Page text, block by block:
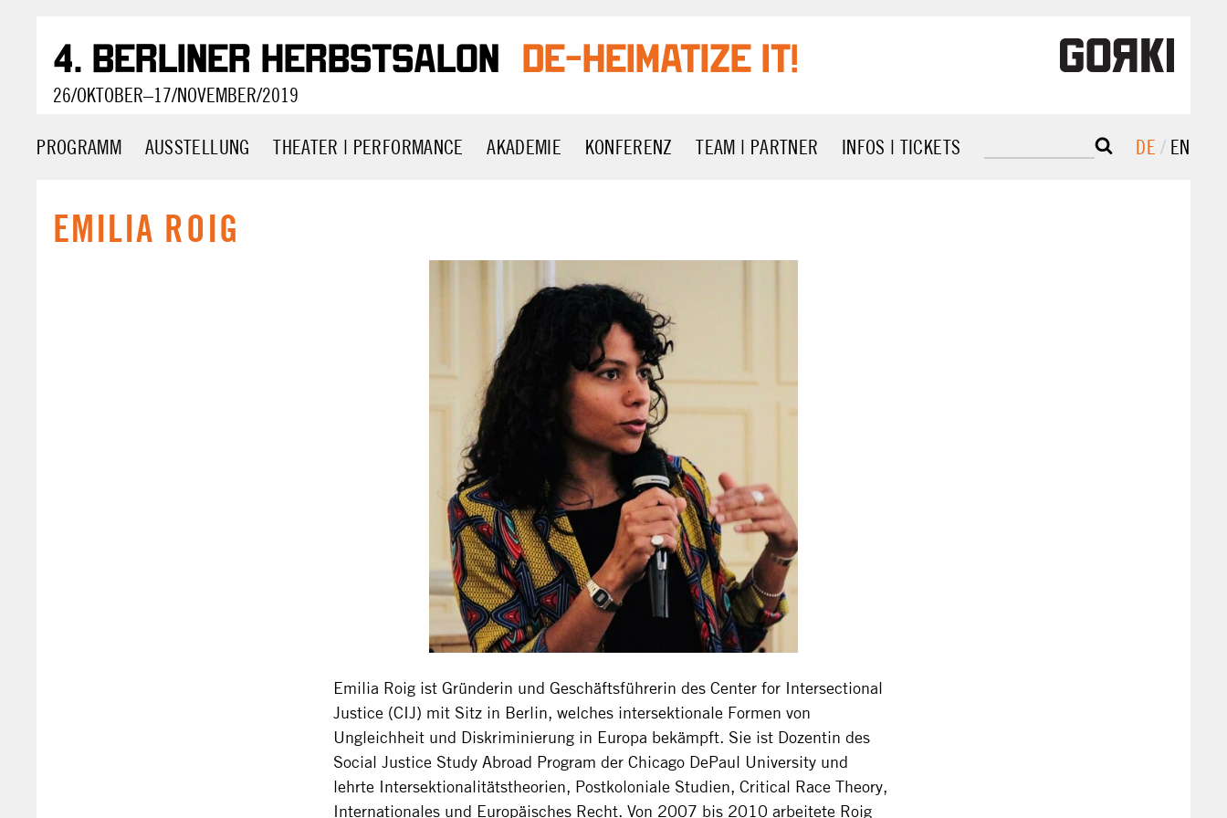
4. Berliner Herbstsalon DE-HEIMATIZE IT!
26/OKTOBER–17/NOVEMBER/2019
PROGRAMM AUSSTELLUNG THEATER | PERFORMANCE AKADEMIE KONFERENZ TEAM | PARTNER INFOS | TICKETS DE EN
EMILIA ROIG
Emilia Roig ist Gründerin und Geschäftsführerin des Center for Intersectional
Justice (CIJ) mit Sitz in Berlin, welches intersektionale Formen von
Ungleichheit und Diskriminierung in Europa bekämpft. Sie ist Dozentin des
Social Justice Study Abroad Program der Chicago DePaul University und
lehrte Intersektionalitätstheorien, Postkoloniale Studien, Critical Race Theory,
Internationales und Europäisches Recht. Von 2007 bis 2010 arbeitete Roig